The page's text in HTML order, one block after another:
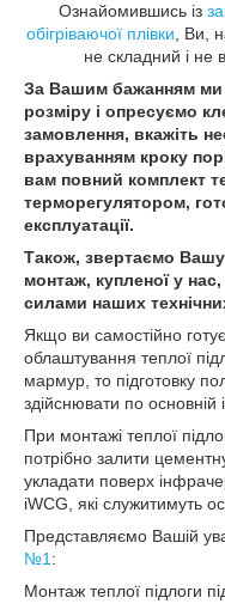
Ознайомившись із
обігріваючої плівки , Ви,
не складний і не
За Вашим бажанням ми
розміру і опресуємо
замовлення, вкажіть
врахуванням кроку
вам повний комплект
терморегулятором,
експлуатації.
Також, звертаємо
монтаж, купленої у нас,
силами наших
Якщо ви самостійно
облаштування теплої
мармур, то підготовку
здійснювати по основній
При монтажі теплої
потрібно залити
укладати поверх
іWCG, які служитимуть
Представляємо Вашій
№1 :
Монтаж теплої підлоги